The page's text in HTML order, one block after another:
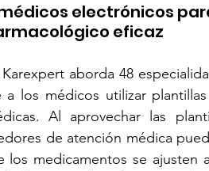
electrónicos
eficaz
aborda 48
los médicos utilizar
Al aprovechar las
de atención médica
medicamentos se ajusten